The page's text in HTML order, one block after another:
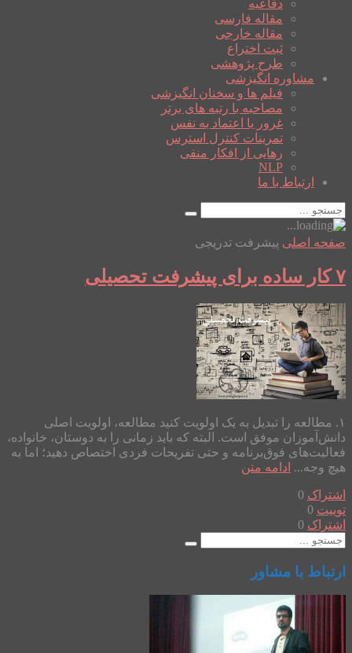
دفاعیه
مقاله فارسی
مقاله خارجی
ثبت اختراع
طرح پژوهشی
مشاوره انگیزشی
فیلم ها و سخنان انگیزشی
مصاحبه با رتبه های برتر
غرور یا اعتماد به نفس
تمرینات کنترل استرس
رهایی از افکار منفی
NLP
ارتباط با ما
صفحه اصلی پیشرفت تدریجی
۷ کار ساده برای پیشرفت تحصیلی
۱. مطالعه را تبدیل به یک اولویت کنید مطالعه، اولویت اصلی
دانش‌آموزان موفق است. البته که باید زمانی را به دوستان، خانواده،
فعالیت‌های فوق‌برنامه و حتی تفریحات فردی اختصاص دهید؛ اما به
هیچ وجه... ادامه متن
اشتراک 0
توییت 0
اشتراک 0
ارتباط با مشاور